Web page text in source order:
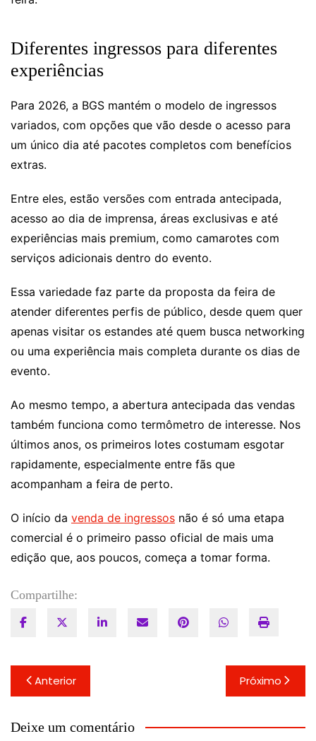
Diferentes ingressos para diferentes
experiências
Para 2026, a BGS mantém o modelo de ingressos
variados, com opções que vão desde o acesso para
um único dia até pacotes completos com benefícios
extras.
Entre eles, estão versões com entrada antecipada,
acesso ao dia de imprensa, áreas exclusivas e até
experiências mais premium, como camarotes com
serviços adicionais dentro do evento.
Essa variedade faz parte da proposta da feira de
atender diferentes perfis de público, desde quem quer
apenas visitar os estandes até quem busca networking
ou uma experiência mais completa durante os dias de
evento.
Ao mesmo tempo, a abertura antecipada das vendas
também funciona como termômetro de interesse. Nos
últimos anos, os primeiros lotes costumam esgotar
rapidamente, especialmente entre fãs que
acompanham a feira de perto.
O início da venda de ingressos não é só uma etapa
comercial é o primeiro passo oficial de mais uma
edição que, aos poucos, começa a tomar forma.
Compartilhe:
Navegação
de
Post
Anterior Próximo
Deixe um comentário